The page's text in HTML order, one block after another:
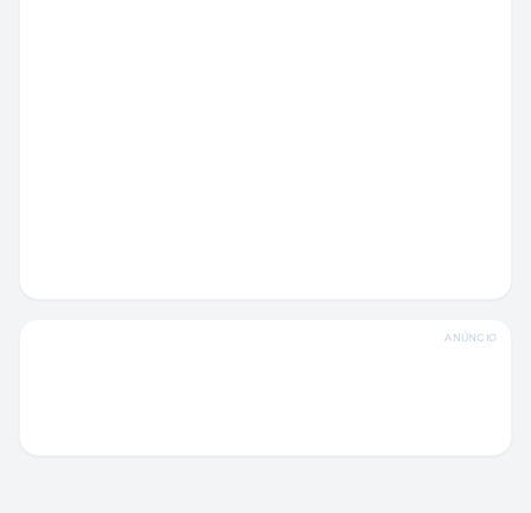
ANÚNCIO